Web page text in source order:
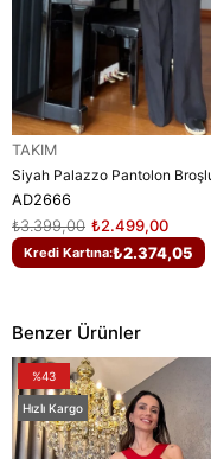
TAKIM
AD2666
₺2.499,00
₺3.399,00
Kredi Kartına:₺2.374,05
Benzer Ürünler
%43
Hızlı Kargo